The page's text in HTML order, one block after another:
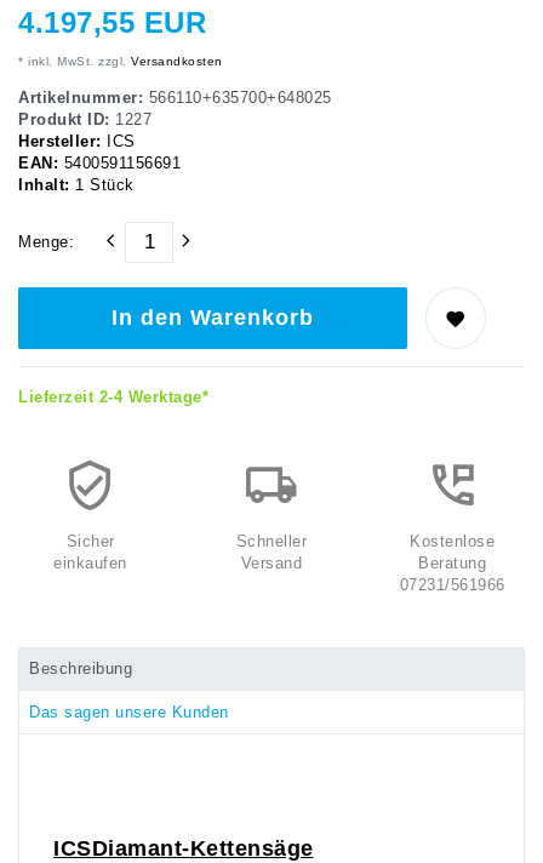
4.197,55 EUR
* inkl. MwSt. zzgl. Versandkosten
Artikelnummer: 566110+635700+648025
Produkt ID: 1227
Hersteller:
ICS
EAN: 5400591156691
Inhalt: 1 Stück
Menge:
In den Warenkorb
Lieferzeit 2-4 Werktage*
Sicher
einkaufen
Schneller
Versand
Kostenlose
Beratung
07231/561966
Beschreibung
Das sagen unsere Kunden
ICSDiamant-Kettensäge